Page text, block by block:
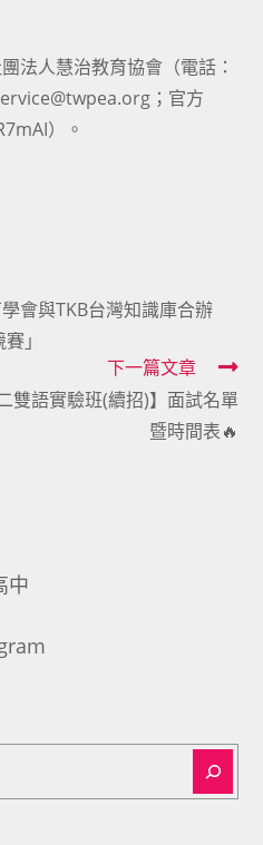
法人慧治教育協會（電話：
；官方
）。
會與TKB台灣知識庫合辦
」
下一篇文章
雙語實驗班(續招)】面試名單
暨時間表🔥
中